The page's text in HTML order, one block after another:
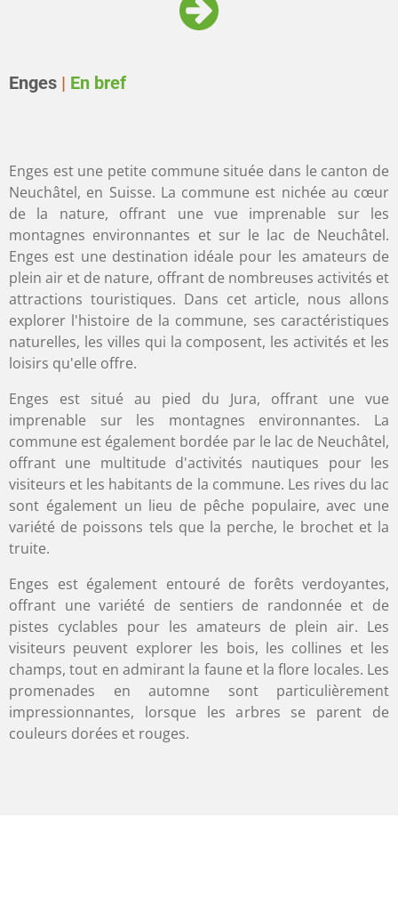
Enges | En bref
Enges est une petite commune située dans le canton de
Neuchâtel, en Suisse. La commune est nichée au cœur
de la nature, offrant une vue imprenable sur les
montagnes environnantes et sur le lac de Neuchâtel.
Enges est une destination idéale pour les amateurs de
plein air et de nature, offrant de nombreuses activités et
attractions touristiques. Dans cet article, nous allons
explorer l'histoire de la commune, ses caractéristiques
naturelles, les villes qui la composent, les activités et les
loisirs qu'elle offre.
Enges est situé au pied du Jura, offrant une vue
imprenable sur les montagnes environnantes. La
commune est également bordée par le lac de Neuchâtel,
offrant une multitude d'activités nautiques pour les
visiteurs et les habitants de la commune. Les rives du lac
sont également un lieu de pêche populaire, avec une
variété de poissons tels que la perche, le brochet et la
truite.
Enges est également entouré de forêts verdoyantes,
offrant une variété de sentiers de randonnée et de
pistes cyclables pour les amateurs de plein air. Les
visiteurs peuvent explorer les bois, les collines et les
champs, tout en admirant la faune et la flore locales. Les
promenades en automne sont particulièrement
impressionnantes, lorsque les arbres se parent de
couleurs dorées et rouges.